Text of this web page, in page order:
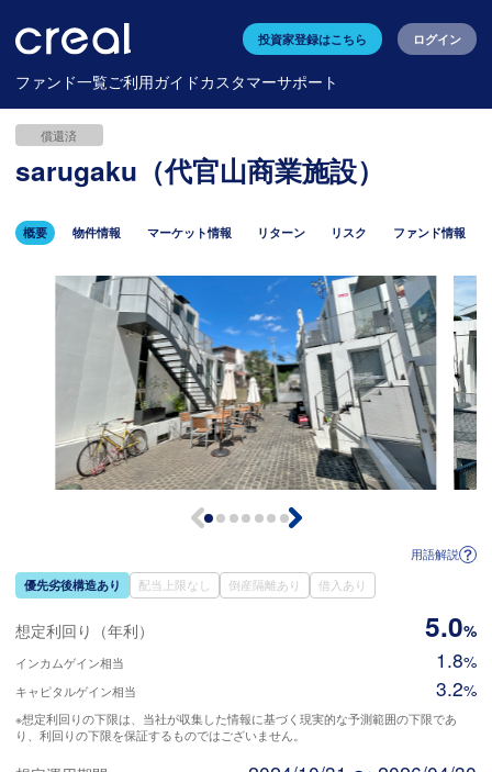
投資家登録はこちら ログイン
ファンド一覧ご利用ガイドカスタマーサポート
償還済
sarugaku（代官山商業施設）
概要 物件情報 マーケット情報 リターン リスク ファンド情報
用語解説
優先劣後構造あり
配当上限なし 倒産隔離あり 借入あり
想定利回り（年利） 5.0%
インカムゲイン相当 1.8%
キャピタルゲイン相当 3.2%
※想定利回りの下限は、当社が収集した情報に基づく現実的な予測範囲の下限であ
り、利回りの下限を保証するものではございません。